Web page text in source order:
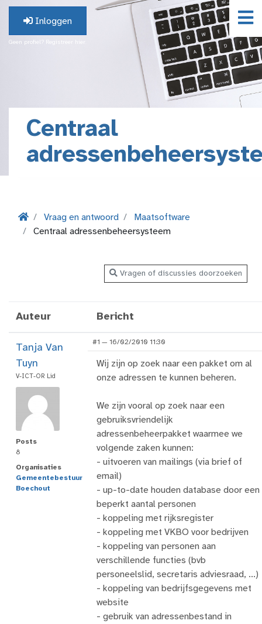
Inloggen
Geen profiel? Registreer hier.
Centraal
Vraag en antwoord
Maatsoftware
Centraal adressenbeheersysteem
Vragen of discussies doorzoeken
Auteur Bericht
Tanja Van
Tuyn
V-ICT-OR Lid
Posts
8
Organisaties
Gemeentebestuur
Boechout
#1 — 16/02/2010 11:30
Wij zijn op zoek naar een pakket om al
onze adressen te kunnen beheren.
We zijn vooral op zoek naar een
gebruiksvriendelijk
adressenbeheerpakket waarmee we
volgende zaken kunnen:
- uitvoeren van mailings (via brief of
email)
- up-to-date houden database door een
beperkt aantal personen
- koppeling met rijksregister
- koppeling met VKBO voor bedrijven
- koppeling van personen aan
verschillende functies (bvb
personeelslid, secretaris adviesraad, ...)
- koppeling van bedrijfsgegevens met
website
- gebruik van adressenbestand in